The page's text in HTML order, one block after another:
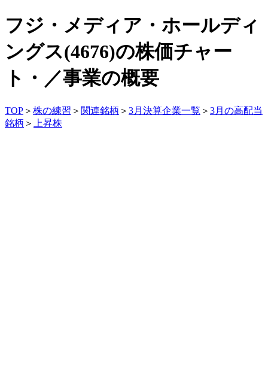
フジ・メディア・ホールディ
ングス(4676)の株価チャー
ト・／事業の概要
TOP ＞ 株の練習 ＞ 関連銘柄 ＞ 3月決算企業一覧 ＞ 3月の高配当
銘柄 ＞ 上昇株